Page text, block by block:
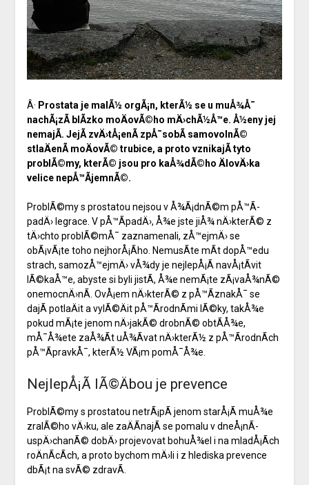
Â· Prostataje malÃ½ orgÃ¡n, kterÃ½ se u muÅ¾Å¯
nachÃ¡zÃ­ blÃ­zko moÄovÃ©ho mÄ›chÃ½Å™e. Å½eny jej
nemajÃ­. JejÃ­ zvÄ›tÅ¡enÃ­ zpÅ¯sobÃ­ samovolnÃ©
stlaÄenÃ­ moÄovÃ© trubice, a proto vznikajÃ­ tyto
problÃ©my, kterÃ© jsou pro kaÅ¾dÃ©ho ÄlovÄ›ka
velice nepÅ™Ã­jemnÃ©.
ProblÃ©my s prostatou nejsou v Å¾Ã¡dnÃ©m pÅ™Ã­
padÄ› legrace. V pÅ™Ã­padÄ›, Å¾e jste jiÅ¾ nÄ›kterÃ© z
tÄ›chto problÃ©mÅ¯ zaznamenali, zÅ™ejmÄ› se
obÃ¡vÃ¡te toho nejhorÅ¡Ã­ho. NemusÃ­te mÃ­t dopÅ™edu
strach, samozÅ™ejmÄ› vÅ¾dy je nejlepÅ¡Ã­ navÅ¡tÃ­vit
lÃ©kaÅ™e, abyste si byli jistÃ­, Å¾e nemÃ¡te zÃ¡vaÅ¾nÃ©
onemocnÄ›nÃ­. OvÅ¡em nÄ›kterÃ© z pÅ™Ã­znakÅ¯ se
dajÃ­ potlaÄit a vylÃ©Äit pÅ™Ã­rodnÃ­mi lÃ©ky, takÅ¾e
pokud mÃ¡te jenom nÄ›jakÃ© drobnÃ© obtÃ­Å¾e,
mÅ¯Å¾ete zaÅ¾Ã­t uÅ¾Ã­vat nÄ›kterÃ½ z pÅ™Ã­rodnÃ­ch
pÅ™Ã­pravkÅ¯, kterÃ½ VÃ¡m pomÅ¯Å¾e.
NejlepÅ¡Ã­ lÃ©Äbou je prevence
ProblÃ©my s prostatou netrÃ¡pÃ­ jenom starÅ¡Ã­ muÅ¾e
zralÃ©ho vÄ›ku, ale zaÄÃ­najÃ­ se pomalu v dneÅ¡nÃ­
uspÄ›chanÃ© dobÄ› projevovat bohuÅ¾el i na mladÅ¡Ã­ch
roÄnÃ­cÃ­ch, a proto bychom mÄ›li i z hlediska prevence
dbÃ¡t na svÃ© zdravÃ­.